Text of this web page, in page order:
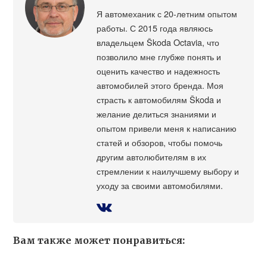
Я автомеханик с 20-летним опытом
работы. С 2015 года являюсь
владельцем Škoda Octavia, что
позволило мне глубже понять и
оценить качество и надежность
автомобилей этого бренда. Моя
страсть к автомобилям Škoda и
желание делиться знаниями и
опытом привели меня к написанию
статей и обзоров, чтобы помочь
другим автолюбителям в их
стремлении к наилучшему выбору и
уходу за своими автомобилями.
Вам также может понравиться: